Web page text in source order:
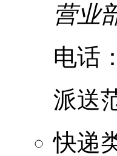
营业
电话
派送
快递